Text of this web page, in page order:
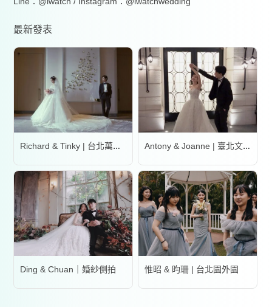
最新發表
Richard & Tinky | 台北萬豪酒店 Antony & Joanne | 臺北文華東方酒店
Ding & Chuan｜婚紗側拍 惟昭 & 昀珊 | 台北園外園